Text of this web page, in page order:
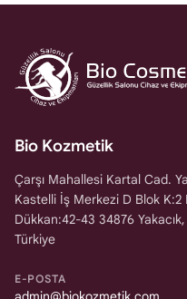
Bio Kozmetik
Çarşı Mahallesi Kartal Cad.
Kastelli İş Merkezi D Blok K:2
Dükkan:42-43 34876
Türkiye
E-POSTA